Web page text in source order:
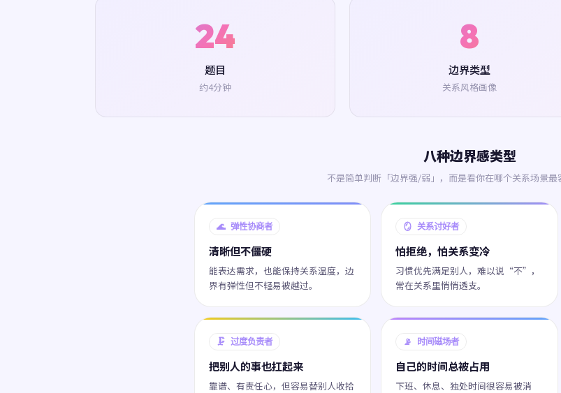
24
题目
约4分钟
8
边界类型
关系风格画像
八种边界感类型
不是简单判断「边界强/弱」，而是看你在哪个关系场景最
🌊 弹性协商者
清晰但不僵硬
能表达需求，也能保持关系温度，边
界有弹性但不轻易被越过。
🪞 关系讨好者
怕拒绝，怕关系变冷
习惯优先满足别人，难以说“不”，
常在关系里悄悄透支。
🗜️ 过度负责者
把别人的事也扛起来
靠谱、有责任心，但容易替别人收拾
📡 时间磁场者
自己的时间总被占用
下班、休息、独处时间很容易被消